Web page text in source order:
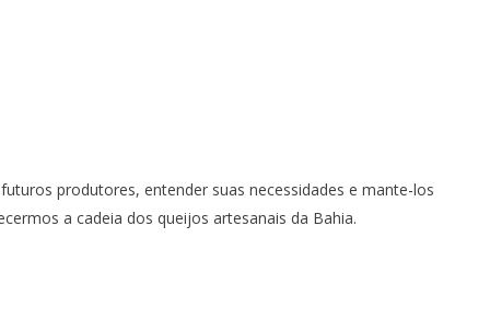
produtores, entender suas necessidades e mante-los
a cadeia dos queijos artesanais da Bahia.